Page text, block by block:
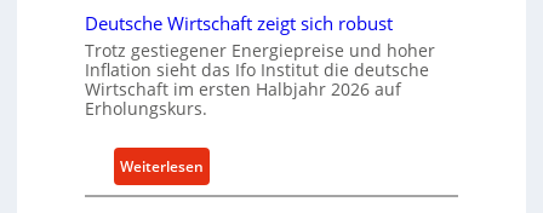
r
i
e
-
s
n
a
c
h
a
t
Deutsche Wirtschaft zeigt sich robust
Trotz gestiegener Energiepreise und hoher
Inflation sieht das Ifo Institut die deutsche
Wirtschaft im ersten Halbjahr 2026 auf
Erholungskurs.
Weiterlesen
D